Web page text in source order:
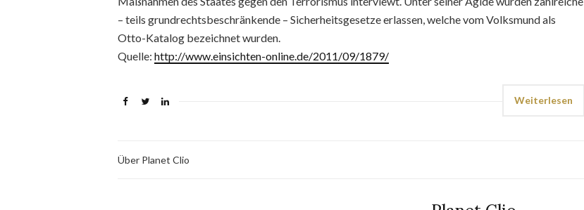
– teils grundrechtsbeschränkende – Sicherheitsgesetze erlassen, welche vom Volksmund als
Otto-Katalog bezeichnet wurden.
Quelle: http://www.einsichten-online.de/2011/09/1879/
Weiterlesen
Über Planet Clio